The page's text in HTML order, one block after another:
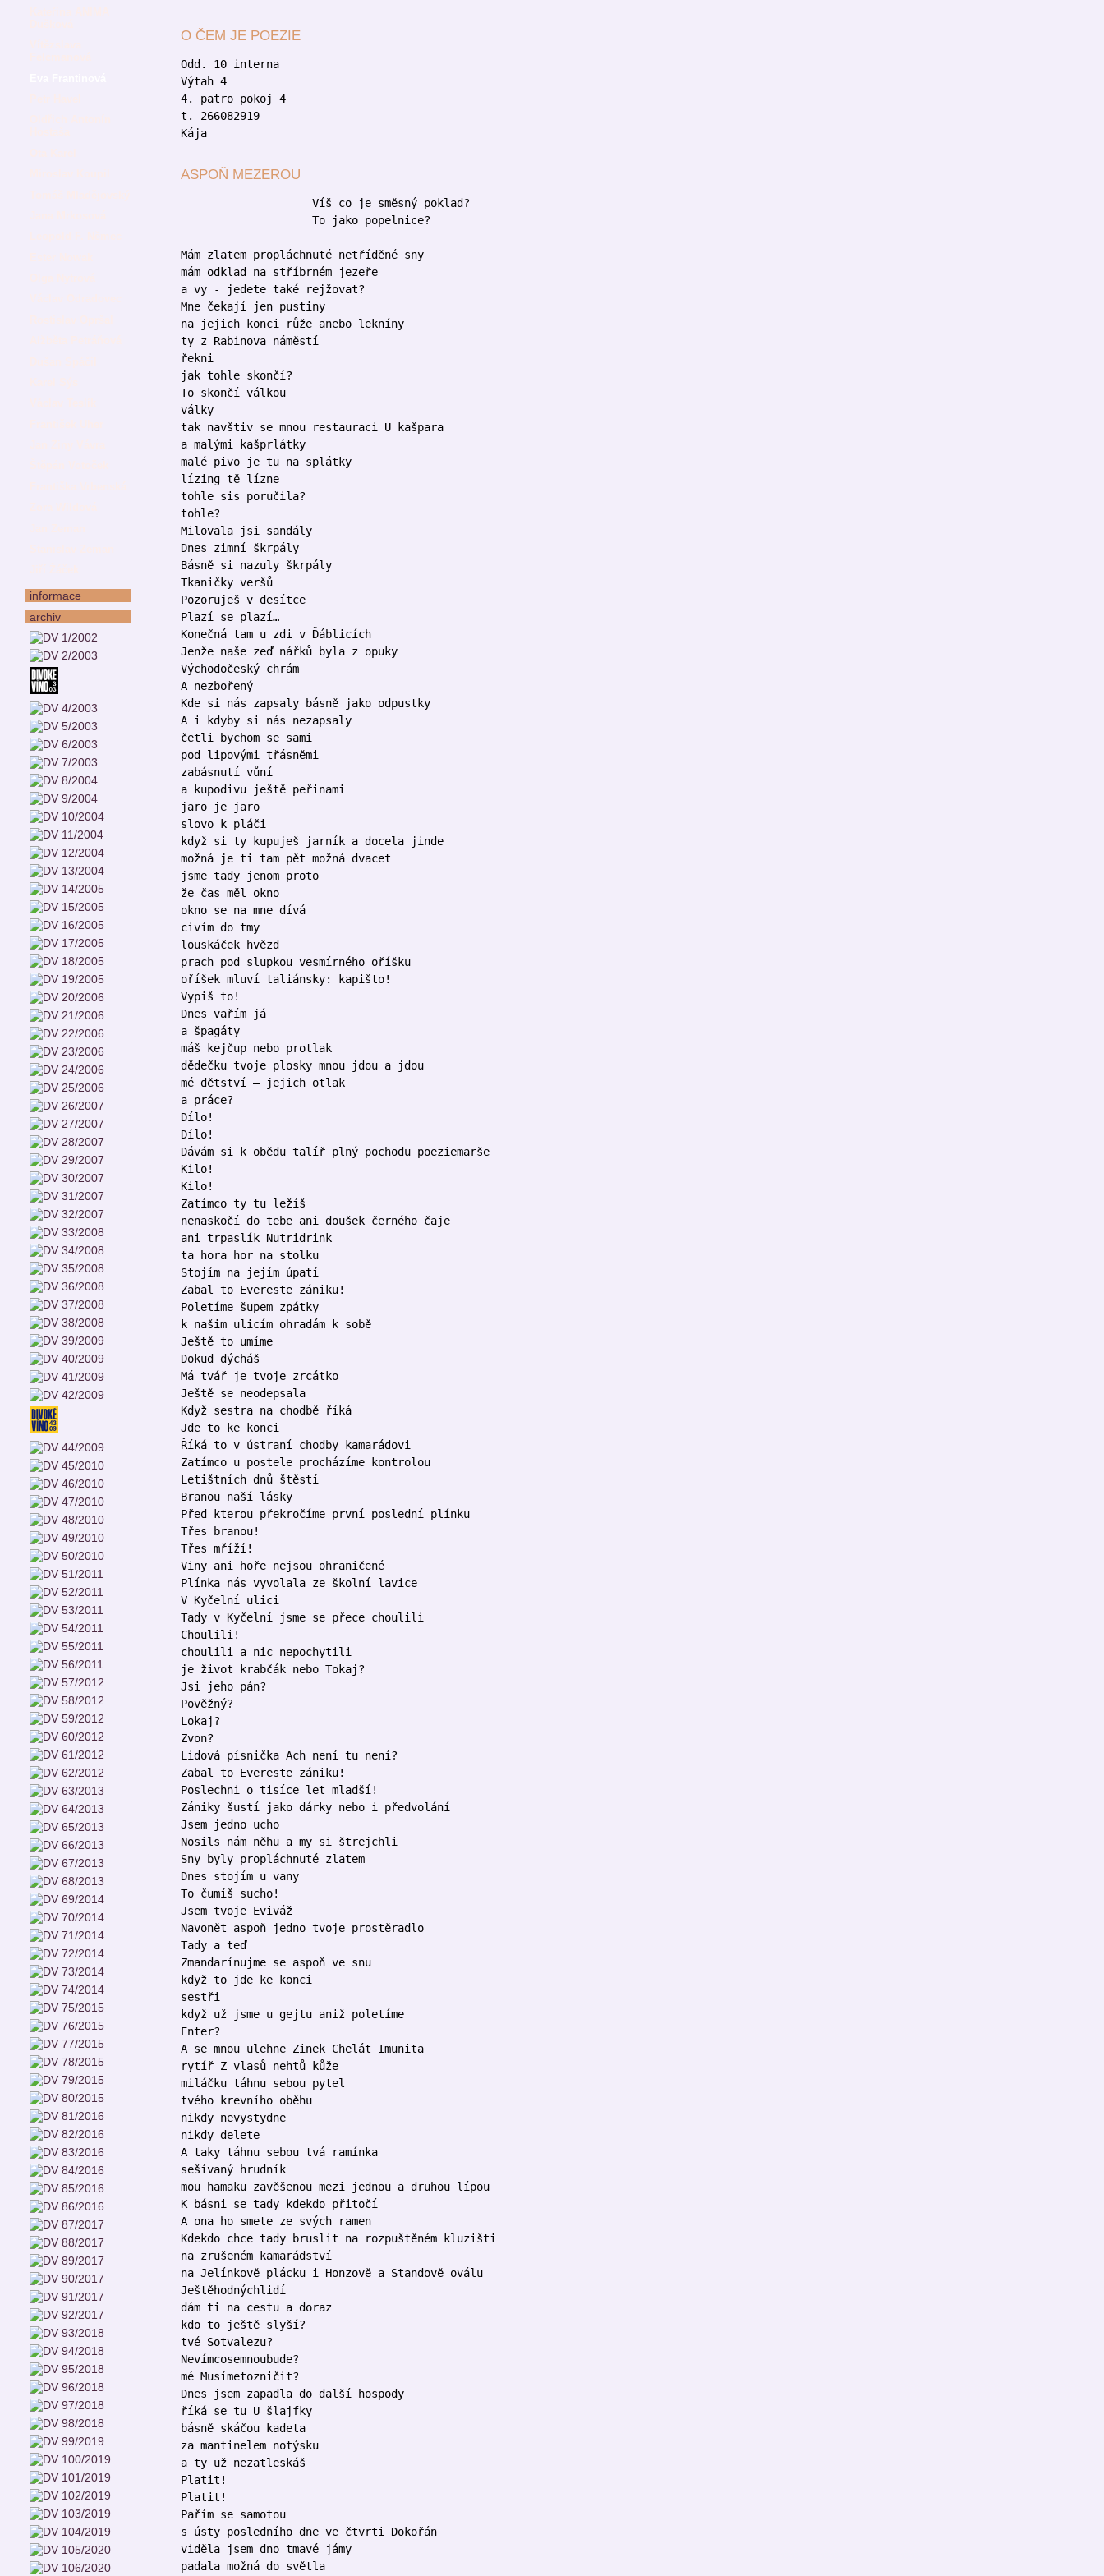
informace
archiv
O ČEM JE POEZIE
Odd. 10 interna
Výtah 4
4. patro pokoj 4
t. 266082919
Kája
ASPOŇ MEZEROU
Víš co je směsný poklad?
To jako popelnice?
Mám zlatem propláchnuté netříděné sny
mám odklad na stříbrném jezeře
a vy - jedete také rejžovat?
Mne čekají jen pustiny
na jejich konci růže anebo lekníny
ty z Rabinova náměstí
řekni
jak tohle skončí?
To skončí válkou
války
tak navštiv se mnou restauraci U kašpara
a malými kašprlátky
malé pivo je tu na splátky
lízing tě lízne
tohle sis poručila?
tohle?
Milovala jsi sandály
Dnes zimní škrpály
Básně si nazuly škrpály
Tkaničky veršů
Pozoruješ v desítce
Plazí se plazí…
Konečná tam u zdi v Ďáblicích
Jenže naše zeď nářků byla z opuky
Východočeský chrám
A nezbořený
Kde si nás zapsaly básně jako odpustky
A i kdyby si nás nezapsaly
četli bychom se sami
pod lipovými třásněmi
zabásnutí vůní
a kupodivu ještě peřinami
jaro je jaro
slovo k pláči
když si ty kupuješ jarník a docela jinde
možná je ti tam pět možná dvacet
jsme tady jenom proto
že čas měl okno
okno se na mne dívá
civím do tmy
louskáček hvězd
prach pod slupkou vesmírného oříšku
oříšek mluví taliánsky: kapišto!
Vypiš to!
Dnes vařím já
a špagáty
máš kejčup nebo protlak
dědečku tvoje plosky mnou jdou a jdou
mé dětství – jejich otlak
a práce?
Dílo!
Dílo!
Dávám si k obědu talíř plný pochodu poeziemarše
Kilo!
Kilo!
Zatímco ty tu ležíš
nenaskočí do tebe ani doušek černého čaje
ani trpaslík Nutridrink
ta hora hor na stolku
Stojím na jejím úpatí
Zabal to Evereste zániku!
Poletíme šupem zpátky
k našim ulicím ohradám k sobě
Ještě to umíme
Dokud dýcháš
Má tvář je tvoje zrcátko
Ještě se neodepsala
Když sestra na chodbě říká
Jde to ke konci
Říká to v ústraní chodby kamarádovi
Zatímco u postele procházíme kontrolou
Letištních dnů štěstí
Branou naší lásky
Před kterou překročíme první poslední plínku
Třes branou!
Třes mříží!
Viny ani hoře nejsou ohraničené
Plínka nás vyvolala ze školní lavice
V Kyčelní ulici
Tady v Kyčelní jsme se přece choulili
Choulili!
choulili a nic nepochytili
je život krabčák nebo Tokaj?
Jsi jeho pán?
Pověžný?
Lokaj?
Zvon?
Lidová písnička Ach není tu není?
Zabal to Evereste zániku!
Poslechni o tisíce let mladší!
Zániky šustí jako dárky nebo i předvolání
Jsem jedno ucho
Nosils nám něhu a my si štrejchli
Sny byly propláchnuté zlatem
Dnes stojím u vany
To čumíš sucho!
Jsem tvoje Eviváž
Navonět aspoň jedno tvoje prostěradlo
Tady a teď
Zmandarínujme se aspoň ve snu
když to jde ke konci
sestři
když už jsme u gejtu aniž poletíme
Enter?
A se mnou ulehne Zinek Chelát Imunita
rytíř Z vlasů nehtů kůže
miláčku táhnu sebou pytel
tvého krevního oběhu
nikdy nevystydne
nikdy delete
A taky táhnu sebou tvá ramínka
sešívaný hrudník
mou hamaku zavěšenou mezi jednou a druhou lípou
K básni se tady kdekdo přitočí
A ona ho smete ze svých ramen
Kdekdo chce tady bruslit na rozpuštěném kluzišti
na zrušeném kamarádství
na Jelínkově plácku i Honzově a Standově oválu
Ještěhodnýchlidí
dám ti na cestu a doraz
kdo to ještě slyší?
tvé Sotvalezu?
Nevímcosemnoubude?
mé Musímetozničit?
Dnes jsem zapadla do další hospody
říká se tu U šlajfky
básně skáčou kadeta
za mantinelem notýsku
a ty už nezatleskáš
Platit!
Platit!
Pařím se samotou
s ústy posledního dne ve čtvrti Dokořán
viděla jsem dno tmavé jámy
padala možná do světla